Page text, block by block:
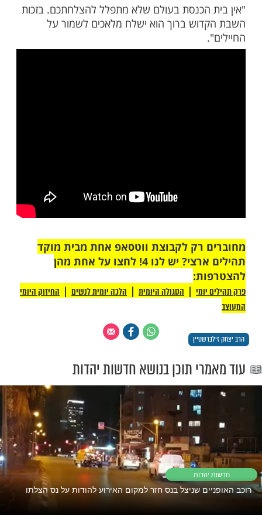
להודות להקב"ה, שהבדילנו מן התועים,
בדיוק שעומדים לפני ביאת המשיח".
כתב מכתב שהניח על ציונו של רבי חיים
הכנסת בעולם שלא מתפלל להצלחתכם. בזכות
רק לקבוצת ווטסאפ אחת מבית מוקד